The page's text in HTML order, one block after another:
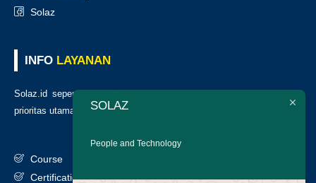
Solaz
INFO LAYANAN
Solaz.id sepenuh hati melayani klien kami, kepuasan anda adalah
prioritas utama kami. Berikut daftar layanan kami
Course
Certification
SOLAZ
People and Technology